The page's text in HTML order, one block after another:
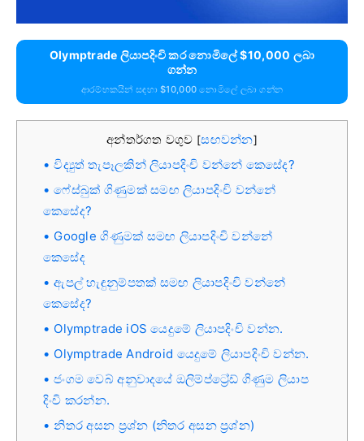
Olymptrade ලියාපදිංචි කර නොමිලේ $10,000 ලබා
ගන්න
ආරම්භකයින් සඳහා $10,000 නොමිලේ ලබා ගන්න
අන්තර්ගත වගුව [සඟවන්න]
විද්‍යුත් තැපෑලකින් ලියාපදිංචි වන්නේ කෙසේද?
ෆේස්බුක් ගිණුමක් සමඟ ලියාපදිංචි වන්නේ
කෙසේද?
Google ගිණුමක් සමඟ ලියාපදිංචි වන්නේ
කෙසේද
ඇපල් හැඳුනුම්පතක් සමඟ ලියාපදිංචි වන්නේ
කෙසේද?
Olymptrade iOS යෙදුමේ ලියාපදිංචි වන්න.
Olymptrade Android යෙදුමේ ලියාපදිංචි වන්න.
ජංගම වෙබ් අනුවාදයේ ඔලිම්ප්ට්‍රේඩ් ගිණුම ලියාප
දිංචි කරන්න.
නිතර අසන ප්‍රශ්න (නිතර අසන ප්‍රශ්න)